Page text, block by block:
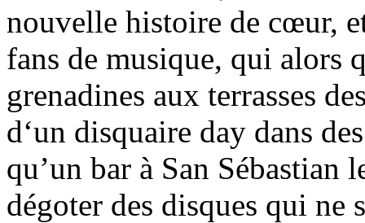
nouvelle histoire de cœur,
fans de musique, qui alors
grenadines aux terrasses
d‘un disquaire day dans
qu’un bar à San Sébastian
dégoter des disques qui